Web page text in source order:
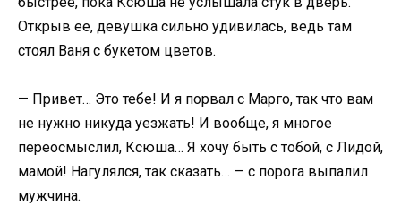
Открыв ее, девушка сильно удивилась, ведь там
стоял Ваня с букетом цветов.
— Привет… Это тебе! И я порвал с Марго, так что вам
не нужно никуда уезжать! И вообще, я многое
переосмыслил, Ксюша… Я хочу быть с тобой, с Лидой,
мамой! Нагулялся, так сказать… — с порога выпалил
мужчина.